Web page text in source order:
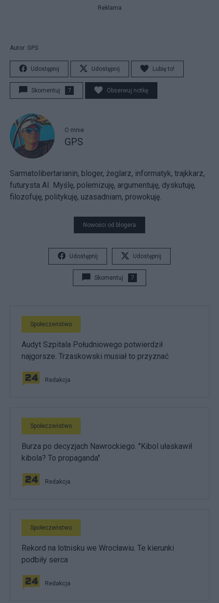
Reklama
Autor: GPS
Udostępnij Udostępnij Lubię to!
Skomentuj 7 Obserwuj notkę
O mnie
GPS
Sarmatolibertarianin, bloger, żeglarz, informatyk, trajkkarz,
futurysta AI. Myślę, polemizuję, argumentuję, dyskutuję,
filozofuję, politykuję, uzasadniam, prowokuję.
Nowości od blogera
Udostępnij Udostępnij
Skomentuj 7
Społeczeństwo
Audyt Szpitala Południowego potwierdził
najgorsze. Trzaskowski musiał to przyznać
Redakcja
Społeczeństwo
Burza po decyzjach Nawrockiego. "Kibol ułaskawił
kibola? To propaganda"
Redakcja
Społeczeństwo
Rekord na lotnisku we Wrocławiu. Te kierunki
podbiły serca
Redakcja